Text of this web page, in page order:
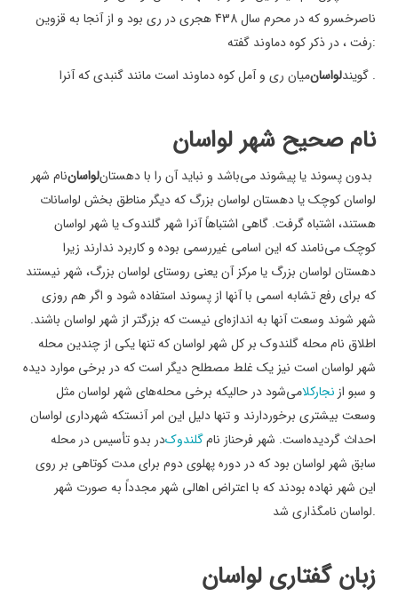
ناصرخسرو که در محرم سال 438 هجری در ری بود و از آنجا به قزوین
رفت ، در ذکر کوه دماوند گفته:
میان ری و آمل کوه دماوند است مانند گنبدی که آنرالواسانگویند .
نام صحیح شهر لواسان
نام شهرلواسانبدون پسوند یا پیشوند می‌باشد و نباید آن را با دهستان
لواسان کوچک یا دهستان لواسان بزرگ که دیگر مناطق بخش لواسانات
هستند، اشتباه گرفت. گاهی اشتباهاً آنرا شهر گلندوک یا شهر لواسان
کوچک می‌نامند که این اسامی غیررسمی بوده و کاربرد ندارند زیرا
دهستان لواسان بزرگ یا مرکز آن یعنی روستای لواسان بزرگ، شهر نیستند
که برای رفع تشابه اسمی با آنها از پسوند استفاده شود و اگر هم روزی
شهر شوند وسعت آنها به اندازه‌ای نیست که بزرگتر از شهر لواسان باشند.
اطلاق نام محله گلندوک بر کل شهر لواسان که تنها یکی از چندین محله
شهر لواسان است نیز یک غلط مصطلح دیگر است که در برخی موارد دیده
می‌شود در حالیکه برخی محله‌های شهر لواسان مثلنجارکلا و سبو از
وسعت بیشتری برخوردارند و تنها دلیل این امر آنستکه شهرداری لواسان
در بدو تأسیس در محلهگلندوکاحداث گردیده‌است. شهر فرحناز نام
سابق شهر لواسان بود که در دوره پهلوی دوم برای مدت کوتاهی بر روی
این شهر نهاده بودند که با اعتراض اهالی شهر مجدداً به صورت شهر
لواسان نامگذاری شد.
زبان گفتاری لواسان